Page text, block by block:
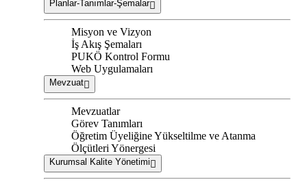
Planlar-Tanımlar-Şemalar
Misyon ve Vizyon
İş Akış Şemaları
PUKÖ Kontrol Formu
Web Uygulamaları
Mevzuat
Mevzuatlar
Görev Tanımları
Öğretim Üyeliğine Yükseltilme ve Atanma
Ölçütleri Yönergesi
Kurumsal Kalite Yönetimi